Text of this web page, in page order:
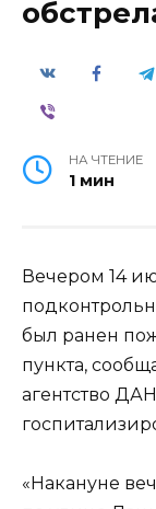
НА ЧТЕНИЕ
1 мин
Вечером 14
был ранен
пункта,
агентство
«Накануне